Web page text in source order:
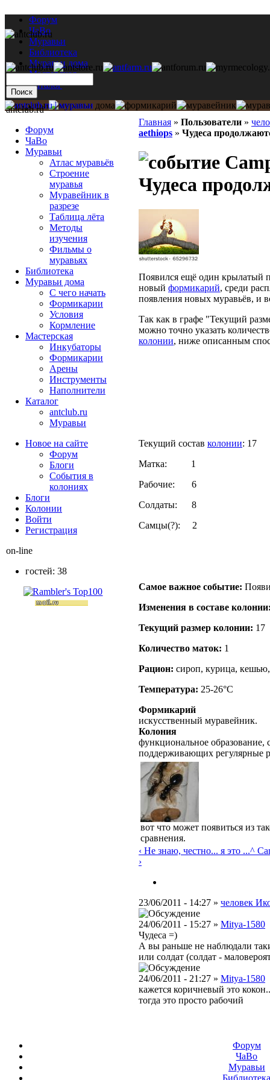
Форум
ЧаВо
Муравьи
Библиотека
Муравьи дома
Мастерская
Каталог
Главная » Пользователи »
aethiops » Чудеса
Чудеса
Появился ещё один крылатый
новый формикарий, среди
появления новых муравьёв, и
Так как в графе "Текущий
можно точно указать
колонии, ниже описанным
Текущий состав колонии: 17
Матка: 1
Рабочие: 6
Солдаты: 8
Самцы(?): 2
Самое важное событие:
Изменения в составе
Текущий размер кoлонии: 17
Количество маток: 1
Рацион: сироп, курица,
Температура: 25-26°C
Формикарий
искусственный муравейник.
Колония
функциональное образование,
поддерживающих регулярные
вот что может появиться из
сравнения.
‹ Не знаю, честно... я это ...^
›
23/06/2011 - 14:27 » человек
24/06/2011 - 15:27 » Mitya-1580
Чудеса =)
А вы раньше не наблюдали
или солдат (солдат -
24/06/2011 - 21:27 » Mitya-1580
кажется коричневый это
тогда это просто рабочий
antclub.ru
Форум
ЧаВо
Муравьи
Атлас муравьёв
Строение
муравья
Муравейник в
разрезе
Таблица лёта
Методы
изучения
Фильмы о
муравьях
Библиотека
Муравьи дома
С чего начать
Формикарии
Условия
Кормление
Мастерская
Инкубаторы
Формикарии
Арены
Инструменты
Наполнители
Каталог
antclub.ru
Муравьи
Новое на сайте
Форум
Блоги
События в
колониях
Блоги
Колонии
Войти
Peгиcтpaция
on-line
гостей: 38
Форум
ЧаВо
Муравьи